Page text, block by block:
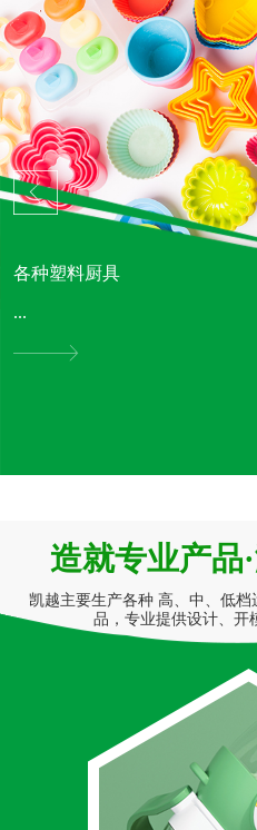
各种塑料厨具
...
造就专业产品
凯越主要生产各种 高、中、低
品，专业提供设计、开